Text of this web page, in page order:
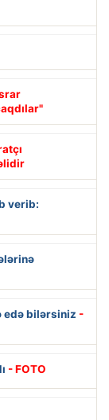
verib:
edə bilərsiniz -
- FOTO